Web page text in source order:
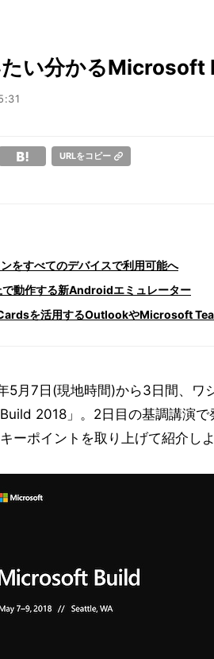
い分かる
URLをコピー
をすべてのデバイスで利用可能へ
動作する新Androidエミュレーター
を活用するOutlookやMicrosoft
5月7日(現地時間)から3日間、ワ
2018」。2日目の基調講演
ーポイントを取り上げて紹介しよ